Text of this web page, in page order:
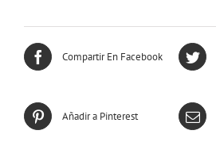
Compartir En Facebook
Añadir a Pinterest